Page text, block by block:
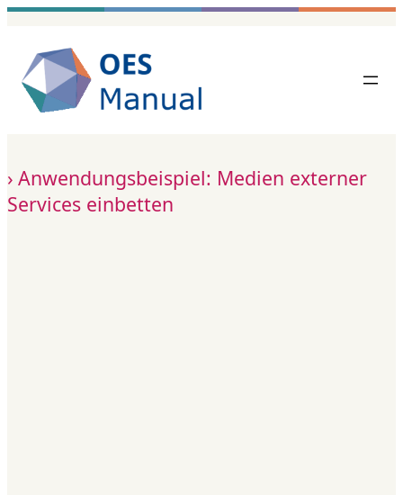
Zum
springen
Anwendungsbeispiel: Medien externer
Services einbetten